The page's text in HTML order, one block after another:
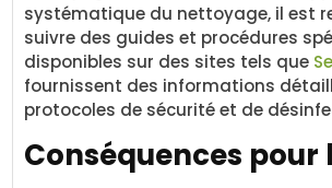
systématique du nettoyage, il est
suivre des guides et procédures
disponibles sur des sites tels que
fournissent des informations
protocoles de sécurité et de
Conséquences pour